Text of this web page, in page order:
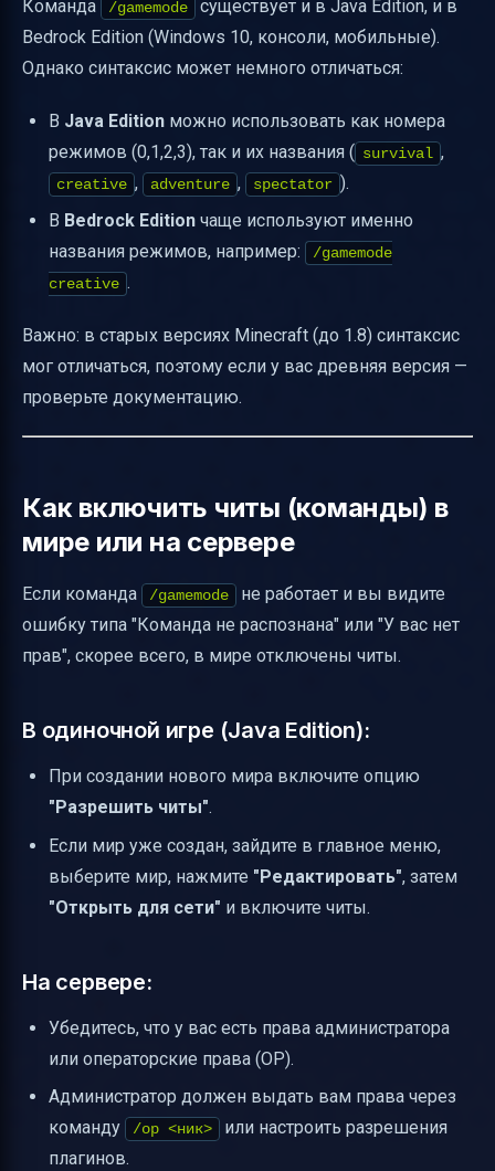
Команда /gamemode
существует и в Java Edition, и в
Bedrock Edition (Windows 10, консоли, мобильные).
Однако синтаксис может немного отличаться:
В Java Edition можно использовать как номера
режимов (0,1,2,3), так и их названия ( survival ,
creative , adventure , spectator ).
В Bedrock Edition чаще используют именно
названия режимов, например:
/gamemode
creative .
Важно: в старых версиях Minecraft (до 1.8) синтаксис
мог отличаться, поэтому если у вас древняя версия —
проверьте документацию.
Как включить читы (команды) в
мире или на сервере
Если команда /gamemode
не работает и вы видите
ошибку типа "Команда не распознана" или "У вас нет
прав", скорее всего, в мире отключены читы.
В одиночной игре (Java Edition):
При создании нового мира включите опцию
"Разрешить читы".
Если мир уже создан, зайдите в главное меню,
выберите мир, нажмите "Редактировать", затем
"Открыть для сети" и включите читы.
На сервере:
Убедитесь, что у вас есть права администратора
или операторские права (OP).
Администратор должен выдать вам права через
команду
/op <ник>
или настроить разрешения
плагинов.